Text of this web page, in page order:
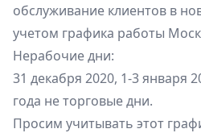
обслуживание клиентов в
учетом графика работы
Нерабочие дни:
31 декабря 2020, 1-3 января
года не торговые дни.
Просим учитывать этот